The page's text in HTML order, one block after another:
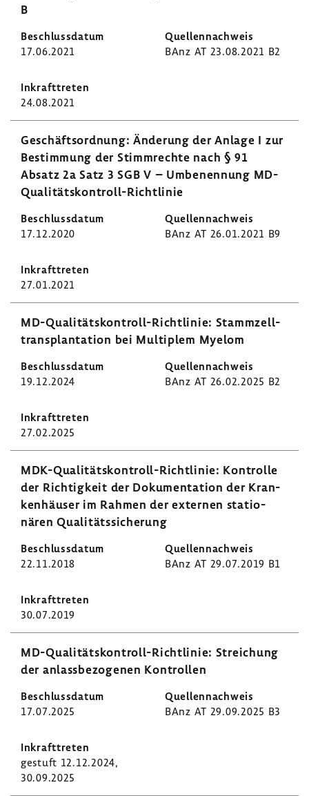
B
17.06.2021 BAnz AT 23.08.2021 B2
24.08.2021
Geschäfts­ord­nung: Ände­rung der Anlage I zur
Bestim­mung der Stimm­rechte nach § 91
Absatz 2a Satz 3 SGB V – Umbe­nen­nung MD-​
Qualitätskontroll-Richtlinie
17.12.2020 BAnz AT 26.01.2021 B9
27.01.2021
MD-​Qualitätskontroll-Richtlinie: Stamm­zell­
trans­plan­ta­tion bei Multi­plem Myelom
19.12.2024 BAnz AT 26.02.2025 B2
27.02.2025
MDK-​Qualitätskontroll-Richtlinie: Kontrolle
der Rich­tig­keit der Doku­men­ta­tion der Kran­
ken­häuser im Rahmen der externen statio­
nären Quali­täts­si­che­rung
22.11.2018 BAnz AT 29.07.2019 B1
30.07.2019
MD-​Qualitätskontroll-Richtlinie: Strei­chung
der anlass­be­zo­genen Kontrollen
17.07.2025 BAnz AT 29.09.2025 B3
gestuft 12.12.2024,
30.09.2025